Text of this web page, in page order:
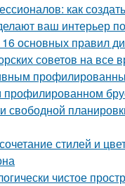
как
ваш интерьер
основных правил
советов на все
профилированном
свободной
стилей и
чистое